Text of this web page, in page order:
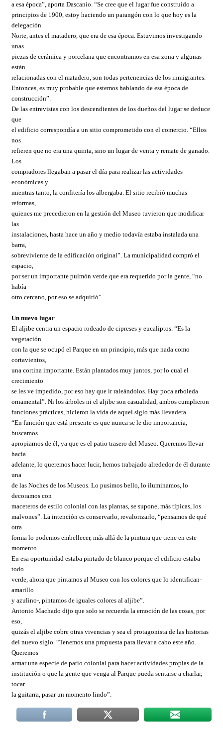
a esa época”, aporta Dascanio. “Se cree que el lugar fue construido a
principios de 1900, estoy haciendo un parangón con lo que hoy es la
delegación
Norte, antes el matadero, que era de esa época. Estuvimos investigando
unas
piezas de cerámica y porcelana que encontramos en esa zona y algunas
están
relacionadas con el matadero, son todas pertenencias de los inmigrantes.
Entonces, es muy probable que estemos hablando de esa época de
construcción”.
De las entrevistas con los descendientes de los dueños del lugar se deduce
que
el edificio correspondía a un sitio comprometido con el comercio. “Ellos
nos
refieren que no era una quinta, sino un lugar de venta y remate de ganado.
Los
compradores llegaban a pasar el día para realizar las actividades
económicas y
mientras tanto, la confitería los albergaba. El sitio recibió muchas
reformas,
quienes me precedieron en la gestión del Museo tuvieron que modificar
las
instalaciones, hasta hace un año y medio todavía estaba instalada una
barra,
sobreviviente de la edificación original”. La municipalidad compró el
espacio,
por ser un importante pulmón verde que era requerido por la gente, “no
había
otro cercano, por eso se adquirió”.
Un nuevo lugar
El aljibe centra un espacio rodeado de cipreses y eucaliptos. “Es la
vegetación
con la que se ocupó el Parque en un principio, más que nada como
cortavientos,
una cortina importante. Están plantados muy juntos, por lo cual el
crecimiento
se les ve impedido, por eso hay que ir raleándolos. Hay poca arboleda
ornamental”. Ni los árboles ni el aljibe son casualidad, ambos cumplieron
funciones prácticas, hicieron la vida de aquel siglo más llevadera.
“En función que está presente es que nunca se le dio importancia,
buscamos
apropiarnos de él, ya que es el patio trasero del Museo. Queremos llevar
hacia
adelante, lo queremos hacer lucir, hemos trabajado alrededor de él durante
una
de las Noches de los Museos. Lo pusimos bello, lo iluminamos, lo
decoramos con
maceteros de estilo colonial con las plantas, se supone, más típicas, los
malvones”. La intención es conservarlo, revalorizarlo, “pensamos de qué
otra
forma lo podemos embellecer, más allá de la pintura que tiene en este
momento.
En esa oportunidad estaba pintado de blanco porque el edificio estaba
todo
verde, ahora que pintamos al Museo con los colores que lo identifican-
amarillo
y azulino-, pintamos de iguales colores al aljibe”.
Antonio Machado dijo que solo se recuerda la emoción de las cosas, por
eso,
quizás el aljibe cobre otras vivencias y sea el protagonista de las historias
del nuevo siglo. “Tenemos una propuesta para llevar a cabo este año.
Queremos
armar una especie de patio colonial para hacer actividades propias de la
institución o que la gente que venga al Parque pueda sentarse a charlar,
tocar
la guitarra, pasar un momento lindo”.